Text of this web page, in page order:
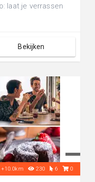
laat je verrassen
Bekijken
230 6 0